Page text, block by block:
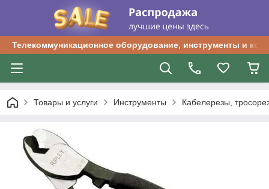
Телекоммуникационное оборудование, инструменты и
Товары и услуги Инструменты Кабелерезы,